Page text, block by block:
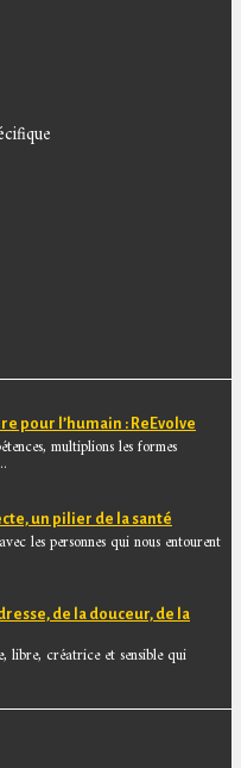
pour l’humain : ReEvolve
multiplions les formes
un pilier de la santé
les personnes qui nous entourent
de la douceur, de la
libre, créatrice et sensible qui